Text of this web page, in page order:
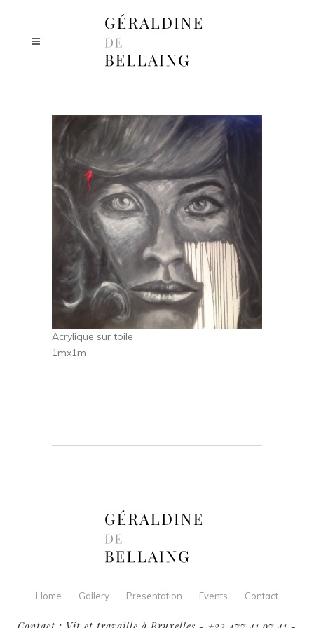
Acrylique sur toile
1mx1m
Home Gallery Presentation Events Contact